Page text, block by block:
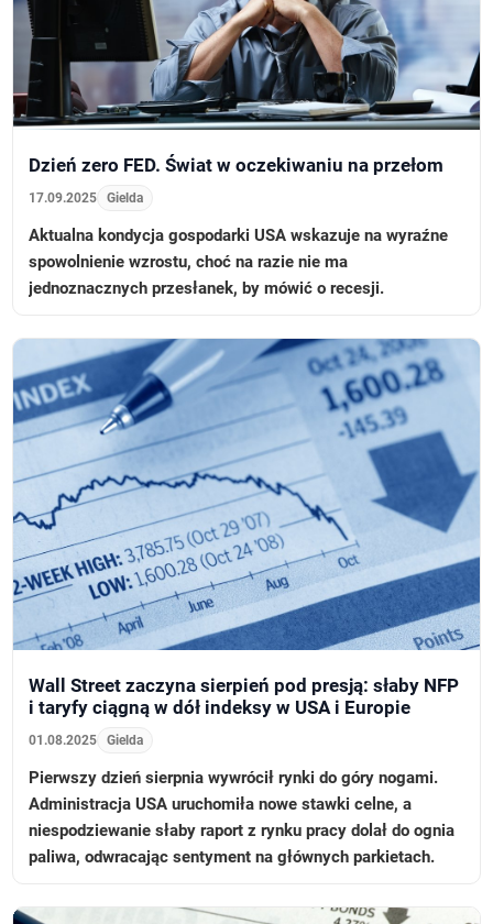
Dzień zero FED. Świat w oczekiwaniu na przełom
17.09.2025 Gielda
Aktualna kondycja gospodarki USA wskazuje na wyraźne
spowolnienie wzrostu, choć na razie nie ma
jednoznacznych przesłanek, by mówić o recesji.
Wall Street zaczyna sierpień pod presją: słaby NFP
i taryfy ciągną w dół indeksy w USA i Europie
01.08.2025 Gielda
Pierwszy dzień sierpnia wywrócił rynki do góry nogami.
Administracja USA uruchomiła nowe stawki celne, a
niespodziewanie słaby raport z rynku pracy dolał do ognia
paliwa, odwracając sentyment na głównych parkietach.